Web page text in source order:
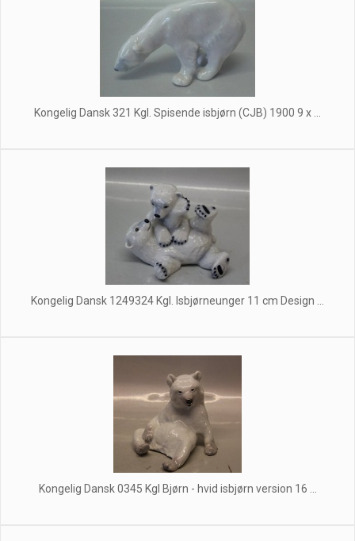
Kongelig Dansk 321 Kgl. Spisende isbjørn (CJB) 1900 9 x ...
Kongelig Dansk 1249324 Kgl. Isbjørneunger 11 cm Design ...
Kongelig Dansk 0345 Kgl Bjørn - hvid isbjørn version 16 ...